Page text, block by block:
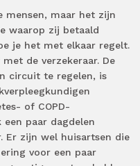
mensen, maar het zijn
waarop zij betaald
je het met elkaar regelt.
de verzekeraar. De
circuit te regelen, is
of COPD-
paar dagdelen
Er zijn wel huisartsen die
voor een paar